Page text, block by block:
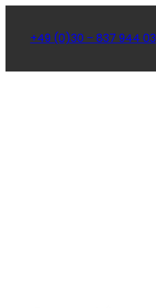
+49 (0)30 – 837 944 03